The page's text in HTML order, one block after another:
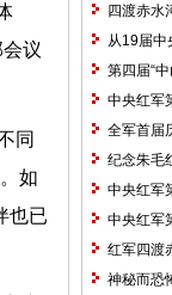
议
同
如
也已
四渡赤水
从19届中
看当代中
第四届“
汉举行
中央红军
全军首届
命”论坛
纪念朱毛
山召开
中央红军
中央红军
红军四渡
神秘而